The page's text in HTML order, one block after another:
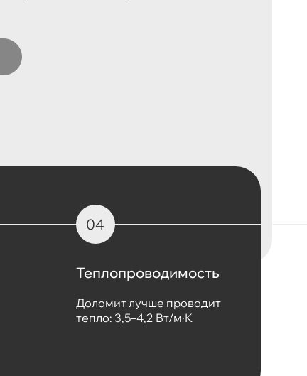
Теплопроводимость
Доломит лучше проводит
тепло: 3,5–4,2 Вт/м·К